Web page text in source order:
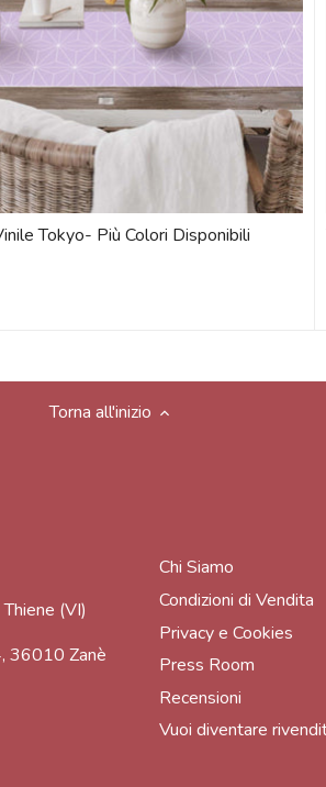
Tokyo- Più Colori Disponibili
Torna all'inizio
(VI)
36010 Zanè
Chi Siamo
Condizioni di Vendita
Privacy e Cookies
Press Room
Recensioni
Vuoi diventare